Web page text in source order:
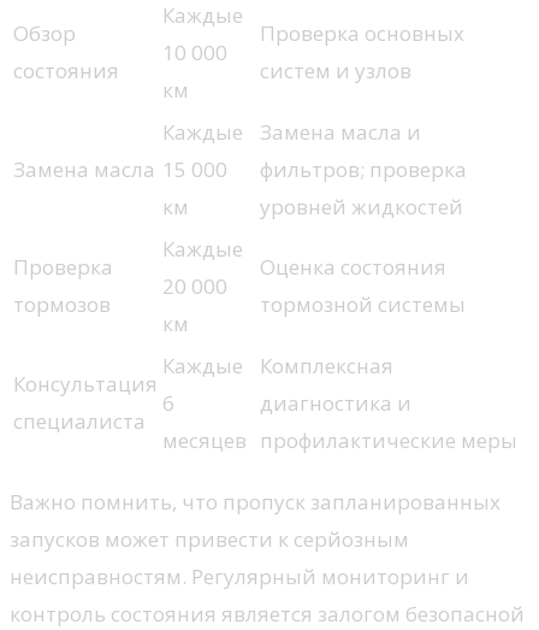
Обзор
состояния
Каждые
10 000
км
Проверка основных
систем и узлов
Замена масла
Каждые
15 000
км
Замена масла и
фильтров; проверка
уровней жидкостей
Проверка
тормозов
Каждые
20 000
км
Оценка состояния
тормозной системы
Консультация
специалиста
Каждые
6
месяцев
Комплексная
диагностика и
профилактические меры
Важно помнить, что пропуск запланированных
запусков может привести к серйозным
неисправностям. Регулярный мониторинг и
контроль состояния является залогом безопасной